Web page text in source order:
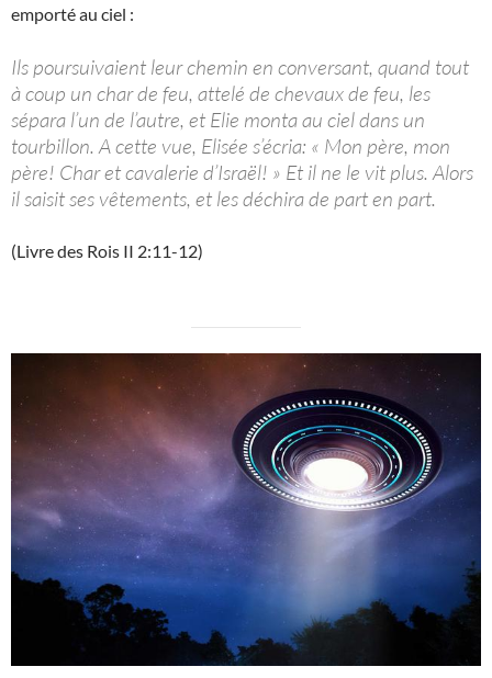
emporté au ciel :
Ils poursuivaient leur chemin en conversant, quand tout
à coup un char de feu, attelé de chevaux de feu, les
sépara l’un de l’autre, et Elie monta au ciel dans un
tourbillon. A cette vue, Elisée s’écria: « Mon père, mon
père! Char et cavalerie d’Israël! » Et il ne le vit plus. Alors
il saisit ses vêtements, et les déchira de part en part.
(Livre des Rois II 2:11-12)